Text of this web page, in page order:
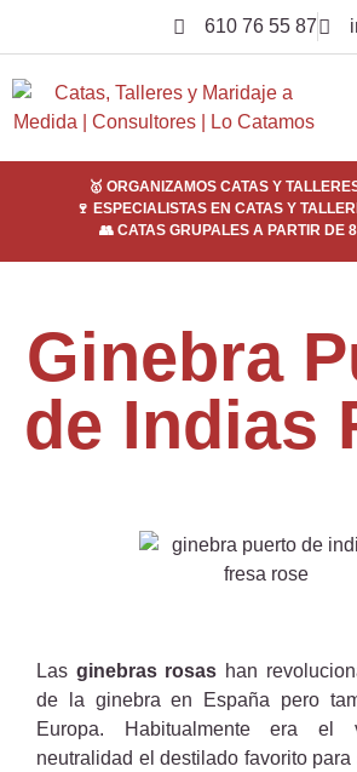
610 76 55 87
🥇 ORGANIZAMOS CATAS Y
🍷 ESPECIALISTAS EN CATAS Y
👥 CATAS GRUPALES A PARTIR DE
Ginebra
de Indias
Las ginebras rosas han
de la ginebra en España pero
Europa. Habitualmente era el
neutralidad el destilado favorito para